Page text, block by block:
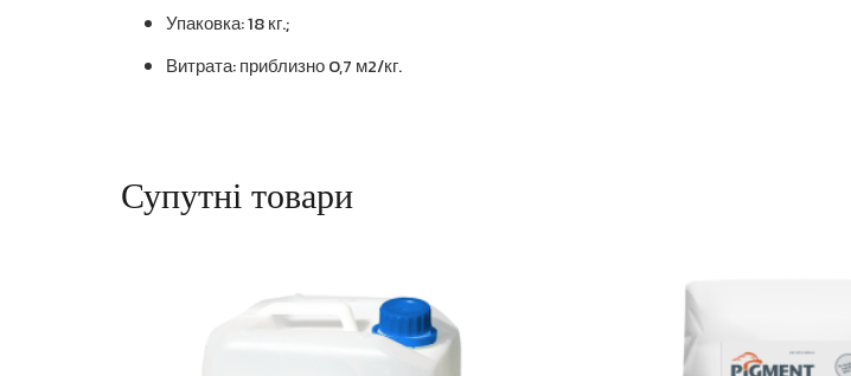
Упаковка: 18 кг.;
Витрата: приблизно 0,7 м2/кг.
Супутні товари